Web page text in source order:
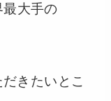
最大手の
きたいとこ